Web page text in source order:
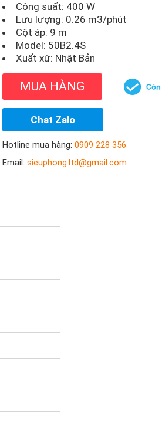
Công suất: 400 W
Lưu lượng: 0.26 m3/phút
Cột áp: 9 m
Model: 50B2.4S
Xuất xứ: Nhật Bản
MUA HÀNG
Chat Zalo
Hotline mua hàng:0909 228 356
Email:sieuphong.ltd@gmail.com